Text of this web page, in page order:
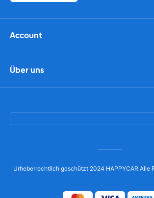
Account
Über uns
Urheberrechtlich geschützt 2024 HAPPYCAR Alle